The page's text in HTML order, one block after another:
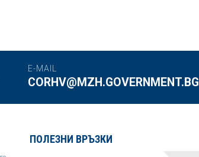
E-MAIL
CORHV@MZH.GOVERNMENT.BG
ПОЛЕЗНИ ВРЪЗКИ